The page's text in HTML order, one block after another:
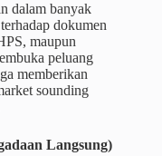
dalam banyak
dokumen
maupun
peluang
memberikan
sounding
Langsung)